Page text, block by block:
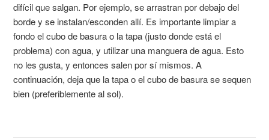
difícil que salgan. Por ejemplo, se arrastran por debajo del
borde y se instalan/esconden allí. Es importante limpiar a
fondo el cubo de basura o la tapa (justo donde está el
problema) con agua, y utilizar una manguera de agua. Esto
no les gusta, y entonces salen por sí mismos. A
continuación, deja que la tapa o el cubo de basura se sequen
bien (preferiblemente al sol).